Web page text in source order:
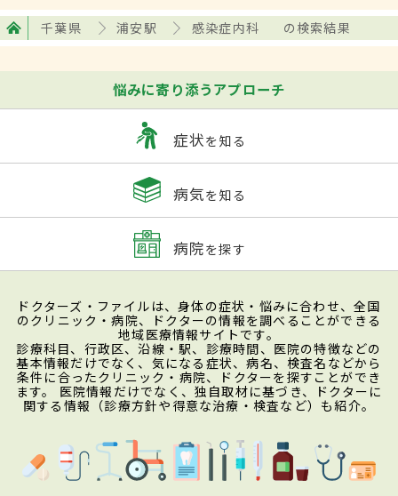
千葉県 浦安駅 感染症内科 の検索結果
悩みに寄り添うアプローチ
症状を知る
病気を知る
病院を探す
ドクターズ・ファイルは、身体の症状・悩みに合わせ、全国
のクリニック・病院、ドクターの情報を調べることができる
地域医療情報サイトです。
診療科目、行政区、沿線・駅、診療時間、医院の特徴などの
基本情報だけでなく、気になる症状、病名、検査名などから
条件に合ったクリニック・病院、ドクターを探すことができ
ます。 医院情報だけでなく、独自取材に基づき、ドクターに
関する情報（診療方針や得意な治療・検査など）も紹介。